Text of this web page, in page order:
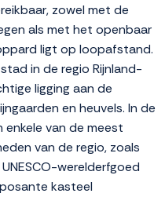
zowel met de
als met het openbaar
ligt op loopafstand.
in de regio Rijnland-
ligging aan de
en heuvels. In de
van de meest
van de regio, zoals
werelderfgoed
kasteel